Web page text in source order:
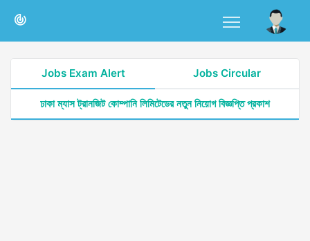
Jobs Exam Alert Jobs Circular
ঢাকা ম্যাস ট্রানজিট কোম্পানি লিমিটেডের নতুন নিয়োগ বিজ্ঞপ্তি প্রকাশ